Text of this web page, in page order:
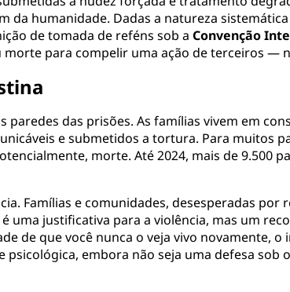
da humanidade. Dadas a natureza
de tomada de reféns sob aConvenção
para compelir uma ação de terceiros —
das prisões. As famílias vivem em
e submetidos a tortura. Para muitos
morte. Até 2024, mais de 9.500
Famílias e comunidades, desesperadas por
justificativa para a violência, mas um
de que você nunca o veja vivo novamente,
embora não seja uma defesa